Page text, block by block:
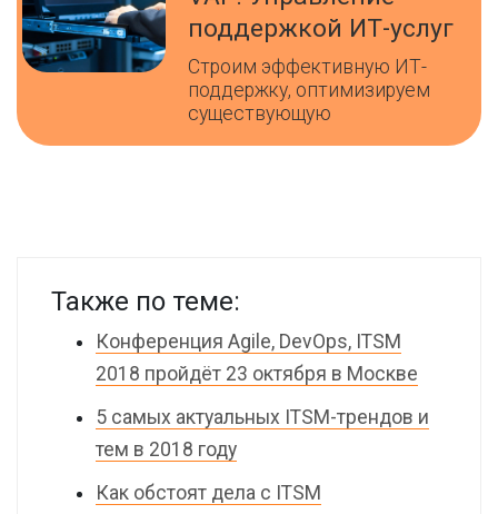
поддержкой ИТ-услуг
Строим эффективную ИТ-
поддержку, оптимизируем
существующую
Также по теме:
Конференция Agile, DevOps, ITSM
2018 пройдёт 23 октября в Москве
5 самых актуальных ITSM-трендов и
тем в 2018 году
Как обстоят дела с ITSM